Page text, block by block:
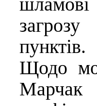
пунктів.
Щодо
Марчак